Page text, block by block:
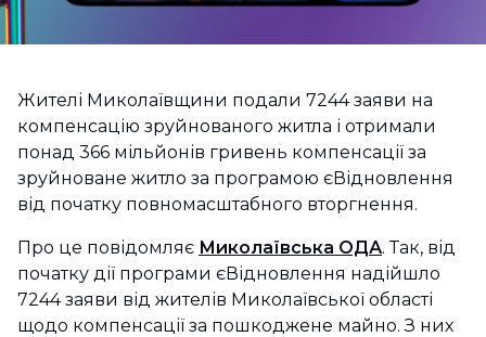
Жителі Миколаївщини подали 7244 заяви на
компенсацію зруйнованого житла і отримали
понад 366 мільйонів гривень компенсації за
зруйноване житло за програмою єВідновлення
від початку повномасштабного вторгнення.
Про це повідомляє Миколаївська ОДА. Так, від
початку дії програми єВідновлення надійшло
7244 заяви від жителів Миколаївської області
щодо компенсації за пошкоджене майно. З них